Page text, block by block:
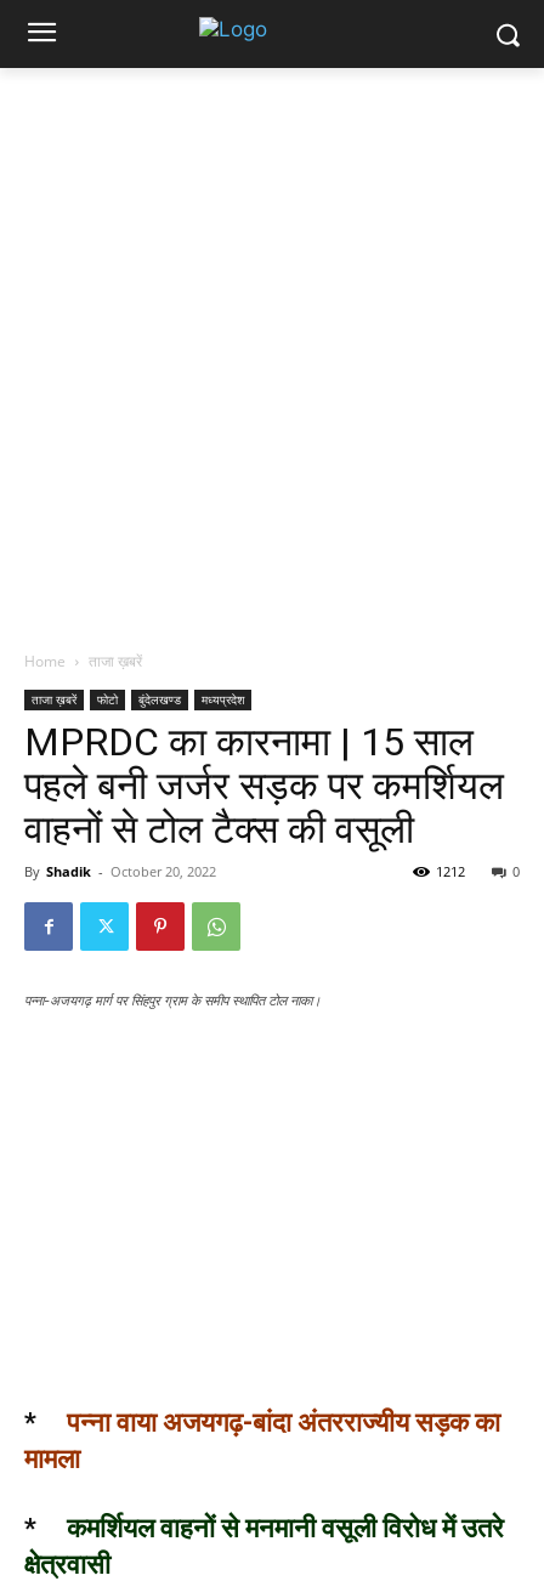
Home ताजा ख़बरें
ताजा ख़बरें फोटो बुंदेलखण्ड मध्यप्रदेश
MPRDC का कारनामा | 15 साल
पहले बनी जर्जर सड़क पर कमर्शियल
वाहनों से टोल टैक्स की वसूली
By Shadik - October 20, 2022 0
1212
पन्ना-अजयगढ़ मार्ग पर सिंहपुर ग्राम के समीप स्थापित टोल नाका।
*पन्ना वाया अजयगढ़-बांदा अंतरराज्यीय सड़क का
मामला
*कमर्शियल वाहनों से मनमानी वसूली विरोध में उतरे
क्षेत्रवासी